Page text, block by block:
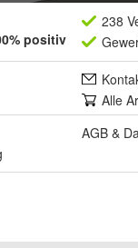
positiv
238
Alle
AGB &